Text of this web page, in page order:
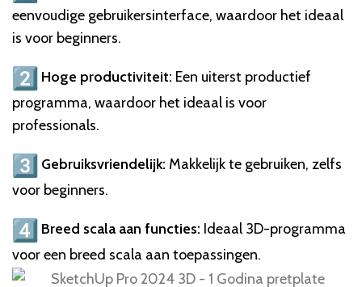
eenvoudige gebruikersinterface, waardoor het ideaal
is voor beginners.
Hoge productiviteit: Een uiterst productief
programma, waardoor het ideaal is voor
professionals.
Gebruiksvriendelijk: Makkelijk te gebruiken, zelfs
voor beginners.
Breed scala aan functies: Ideaal 3D-programma
voor een breed scala aan toepassingen.